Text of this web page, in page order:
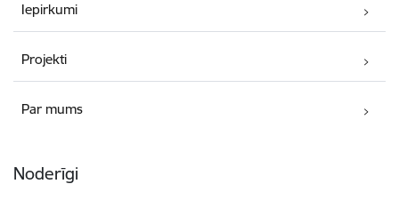
Iepirkumi
Projekti
Par mums
Noderīgi